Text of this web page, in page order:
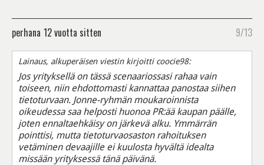
perhana 12 vuotta sitten 9/13
Lainaus, alkuperäisen viestin kirjoitti coocie98:
Jos yrityksellä on tässä scenaariossasi rahaa vain
toiseen, niin ehdottomasti kannattaa panostaa siihen
tietoturvaan. Jonne-ryhmän moukaroinnista
oikeudessa saa helposti huonoa PR:ää kaupan päälle,
joten ennaltaehkäisy on järkevä alku. Ymmärrän
pointtisi, mutta tietoturvaosaston rahoituksen
vetäminen devaajille ei kuulosta hyvältä idealta
missään yrityksessä tänä päivänä.